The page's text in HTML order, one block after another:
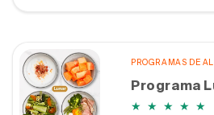
PROGRAMAS DE
Programa